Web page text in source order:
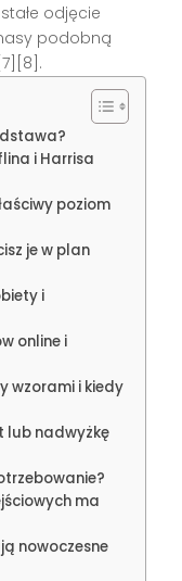
odjęcie
podobną
i Harrisa
poziom
je w plan
i
online i
wzorami i kiedy
lub nadwyżkę
ma
nowoczesne